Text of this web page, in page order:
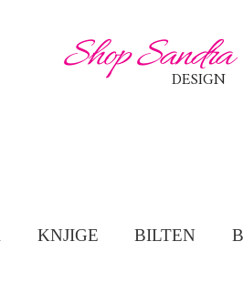
Shop DESIGN
KNJIGE BILTEN